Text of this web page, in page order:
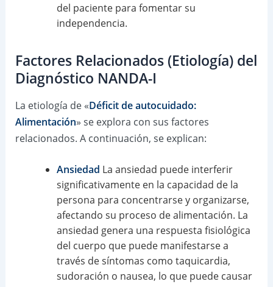
del paciente para fomentar su
independencia.
Factores Relacionados (Etiología) del
Diagnóstico NANDA-I
La etiología de «Déficit de autocuidado:
Alimentación» se explora con sus factores
relacionados. A continuación, se explican:
Ansiedad La ansiedad puede interferir
significativamente en la capacidad de la
persona para concentrarse y organizarse,
afectando su proceso de alimentación. La
ansiedad genera una respuesta fisiológica
del cuerpo que puede manifestarse a
través de síntomas como taquicardia,
sudoración o nausea, lo que puede causar